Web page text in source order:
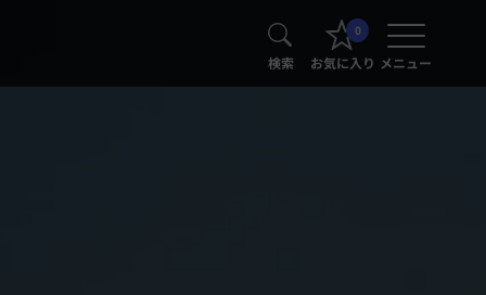
検索
0
お気に入り メニュー